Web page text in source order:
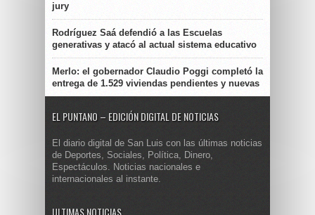
jury
Rodríguez Saá defendió a las Escuelas
generativas y atacó al actual sistema educativo
Merlo: el gobernador Claudio Poggi completó la
entrega de 1.529 viviendas pendientes y nuevas
EL PUNTANO – EDICIÓN DIGITAL DE NOTICIAS
El diario digital de San Luis con las últimas noticias
de Deportes, Sociales, Política, Dinero,
Espectáculos. Noticias nacionales e
internacionales al instante.
ULTIMAS NOTICIAS